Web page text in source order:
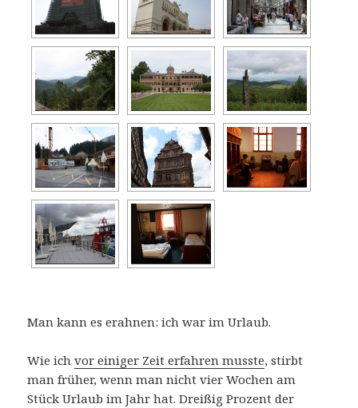
Man kann es erahnen: ich war im Urlaub.
Wie ichvor einiger Zeit erfahren musste, stirbt
man früher, wenn man nicht vier Wochen am
Stück Urlaub im Jahr hat. Dreißig Prozent der